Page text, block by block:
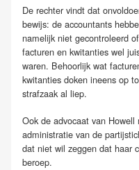
De rechter vindt dat
bewijs: de accountants
namelijk niet gecontroleerd
facturen en kwitanties wel
waren. Behoorlijk wat
kwitanties doken ineens op
strafzaak al liep.
Ook de advocaat van
administratie van de
dat niet wil zeggen dat haar
beroep.